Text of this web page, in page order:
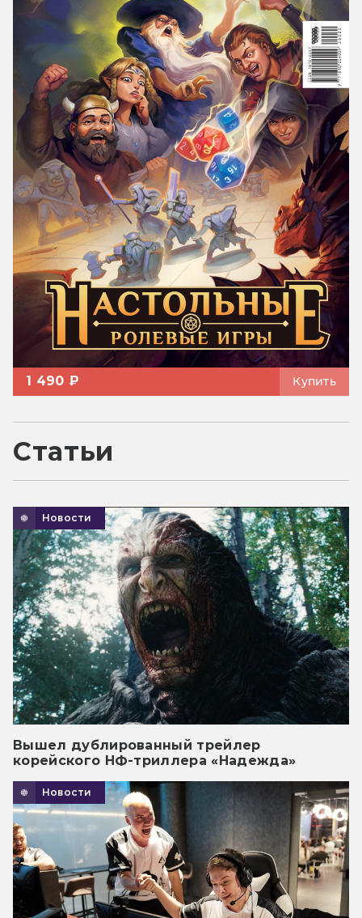
1 490 ₽ Купить
Статьи
Новости
Вышел дублированный трейлер
корейского НФ-триллера «Надежда»
Новости